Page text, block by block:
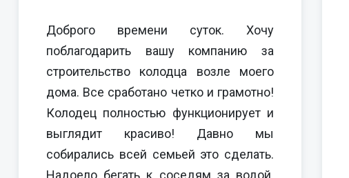
Доброго времени суток. Хочу
поблагодарить вашу компанию за
строительство колодца возле моего
дома. Все сработано четко и грамотно!
Колодец полностью функционирует и
выглядит красиво! Давно мы
собирались всей семьей это сделать.
Надоело бегать к соседям за водой.